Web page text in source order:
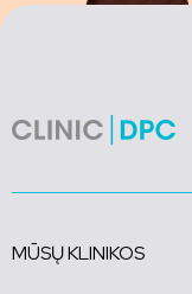
MŪSŲ KLINIKOS